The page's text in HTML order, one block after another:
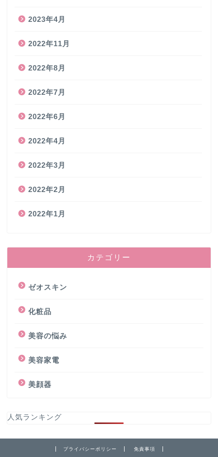
2023年4月
2022年11月
2022年8月
2022年7月
2022年6月
2022年4月
2022年3月
2022年2月
2022年1月
カテゴリー
ゼオスキン
化粧品
美容の悩み
美容家電
美顔器
人気ランキング
プライバシーポリシー 免責事項